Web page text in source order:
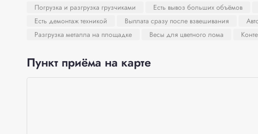
Погрузка и разгрузка грузчиками Есть вывоз больших объёмов
Есть демонтаж техникой
Выплата сразу после взвешивания
Разгрузка металла на площадке
Весы для цветного лома
Пункт приёма на карте